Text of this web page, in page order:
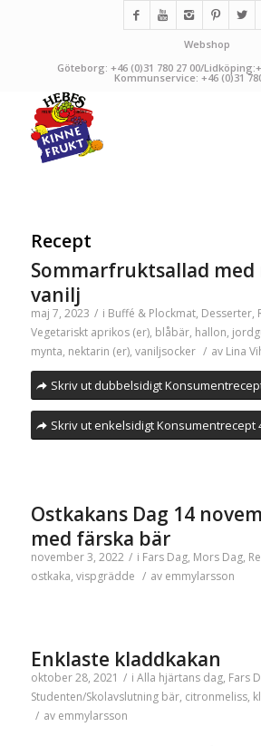
Webshop
Göteborg: +46 (0)31 780 27 00/
Kommunservice: +46 (0)31
Recept
Sommarfruktsallad med
vanilj
maj 7, 2023 / i Buffé & Plockmat, Desserter,
Vegetariskt aprikos (er), blåbär, hallon,
mynta, nektarin (er), vaniljsocker / av Lina
Skriv ut dubbelsidigt
Skriv ut enkelsidigt Konsumentrecept
Ostkakans Dag 14
med färska bär
november 3, 2022 / i Fars Dag, Mors Dag,
ostkaka, vispgrädde / av emmylarsson
Enklaste kladdkakan
oktober 28, 2021 / i Alla hjärtans dag, Fars
Studenten/Skolavslutning bär, citronmeliss,
/ av emmylarsson